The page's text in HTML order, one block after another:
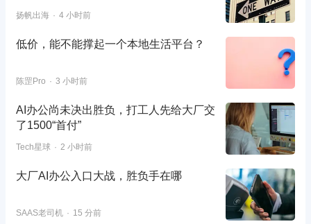
扬帆出海 4 小时前
低价，能不能撑起一个本地生活平台？
陈罡Pro 3 小时前
AI办公尚未决出胜负，打工人先给大厂交
了1500“首付”
Tech星球 2 小时前
大厂AI办公入口大战，胜负手在哪
SAAS老司机 15 分前